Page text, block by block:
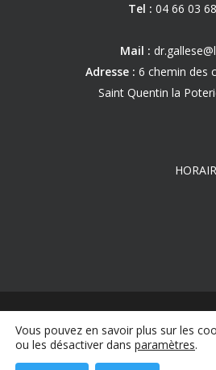
Tel : 04 66 03
Mail :
Adresse : 6 chemin des
Saint Quentin la
Légales- Confidentialité
Vous pouvez en savoir plus sur les
ou les désactiver dans paramètres.